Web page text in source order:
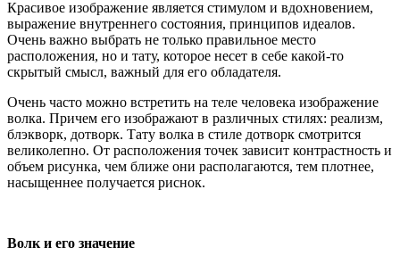
Красивое изображение является стимулом и вдохновением,
выражение внутреннего состояния, принципов идеалов.
Очень важно выбрать не только правильное место
расположения, но и тату, которое несет в себе какой-то
скрытый смысл, важный для его обладателя.
Очень часто можно встретить на теле человека изображение
волка. Причем его изображают в различных стилях: реализм,
блэкворк, дотворк. Тату волка в стиле дотворк смотрится
великолепно. От расположения точек зависит контрастность и
объем рисунка, чем ближе они располагаются, тем плотнее,
насыщеннее получается риснок.
Волк и его значение